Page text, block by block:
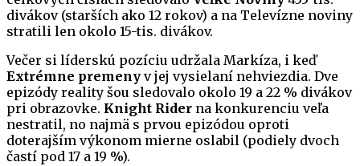
divákov (starších ako 12 rokov) a na Televízne noviny
stratili len okolo 15-tis. divákov.
Večer si líderskú pozíciu udržala Markíza, i keď
Extrémne premeny v jej vysielaní nehviezdia. Dve
epizódy reality šou sledovalo okolo 19 a 22 % divákov
pri obrazovke. Knight Rider na konkurenciu veľa
nestratil, no najmä s prvou epizódou oproti
doterajším výkonom mierne oslabil (podiely dvoch
častí pod 17 a 19 %).